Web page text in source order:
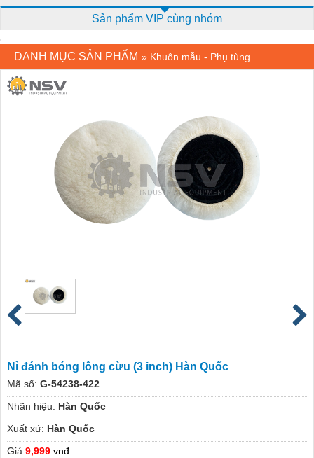
Sản phẩm VIP cùng nhóm
DANH MỤC SẢN PHẨM » Khuôn mẫu - Phụ tùng
Nỉ đánh bóng lông cừu (3 inch) Hàn Quốc
Mã số: G-54238-422
Nhãn hiệu: Hàn Quốc
Xuất xứ: Hàn Quốc
Giá:9,999 vnđ